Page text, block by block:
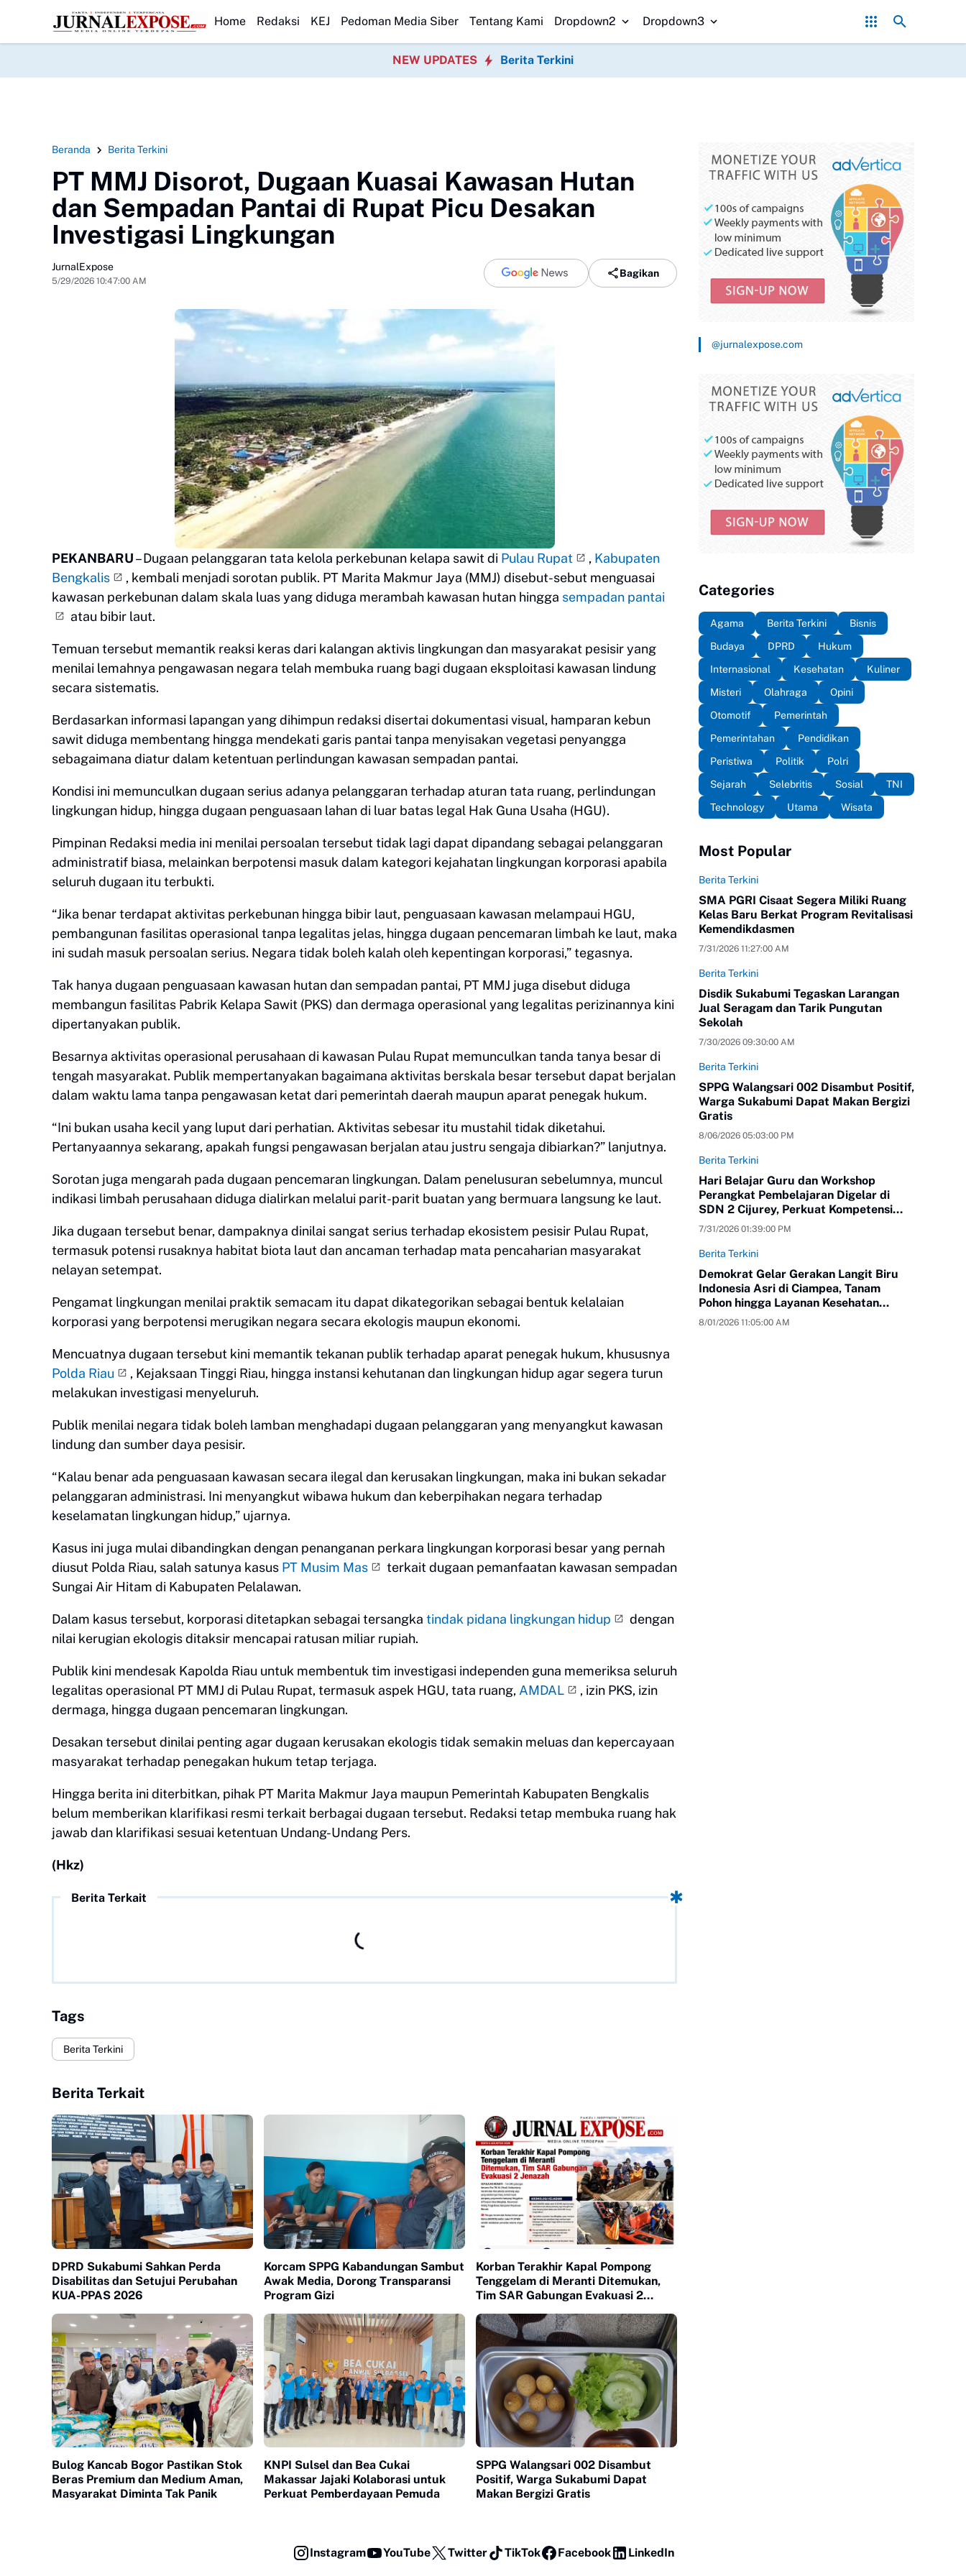
HEADLINE
Sinergi PemerintahDPRD Sukabumi Sahkan Perda Disabilitas dan Setujui Perubahan KUA-PPAS 2026Korban Terakhir Kapal Pompong Tenggelam di Meranti Ditemukan, Tim SAR Gabungan Evakuasi 2 Jenazah
Home Redaksi KEJ Pedoman Media Siber Tentang Kami Dropdown2 Dropdown3
NEW UPDATES Berita Terkini
Beranda Berita Terkini
PT MMJ Disorot, Dugaan Kuasai Kawasan Hutan
dan Sempadan Pantai di Rupat Picu Desakan
Investigasi Lingkungan
JurnalExpose
5/29/2026 10:47:00 AM
Bagikan
PEKANBARU– Dugaan pelanggaran tata kelola perkebunan kelapa sawit di Pulau Rupat , Kabupaten
Bengkalis
, kembali menjadi sorotan publik. PT Marita Makmur Jaya (MMJ) disebut-sebut menguasai
kawasan perkebunan dalam skala luas yang diduga merambah kawasan hutan hingga sempadan pantai
atau bibir laut.
Temuan tersebut memantik reaksi keras dari kalangan aktivis lingkungan dan masyarakat pesisir yang
menilai lemahnya pengawasan negara telah membuka ruang bagi dugaan eksploitasi kawasan lindung
secara sistematis.
Berdasarkan informasi lapangan yang dihimpun redaksi disertai dokumentasi visual, hamparan kebun
sawit diduga membentang hingga mendekati garis pantai tanpa menyisakan vegetasi penyangga
sebagaimana diatur dalam ketentuan perlindungan kawasan sempadan pantai.
Kondisi ini memunculkan dugaan serius adanya pelanggaran terhadap aturan tata ruang, perlindungan
lingkungan hidup, hingga dugaan penguasaan lahan di luar batas legal Hak Guna Usaha (HGU).
Pimpinan Redaksi media ini menilai persoalan tersebut tidak lagi dapat dipandang sebagai pelanggaran
administratif biasa, melainkan berpotensi masuk dalam kategori kejahatan lingkungan korporasi apabila
seluruh dugaan itu terbukti.
“Jika benar terdapat aktivitas perkebunan hingga bibir laut, penguasaan kawasan melampaui HGU,
pembangunan fasilitas operasional tanpa legalitas jelas, hingga dugaan pencemaran limbah ke laut, maka
ini sudah masuk persoalan serius. Negara tidak boleh kalah oleh kepentingan korporasi,” tegasnya.
Tak hanya dugaan penguasaan kawasan hutan dan sempadan pantai, PT MMJ juga disebut diduga
membangun fasilitas Pabrik Kelapa Sawit (PKS) dan dermaga operasional yang legalitas perizinannya kini
dipertanyakan publik.
Besarnya aktivitas operasional perusahaan di kawasan Pulau Rupat memunculkan tanda tanya besar di
tengah masyarakat. Publik mempertanyakan bagaimana aktivitas berskala besar tersebut dapat berjalan
dalam waktu lama tanpa pengawasan ketat dari pemerintah daerah maupun aparat penegak hukum.
“Ini bukan usaha kecil yang luput dari perhatian. Aktivitas sebesar itu mustahil tidak diketahui.
Pertanyaannya sekarang, apakah fungsi pengawasan berjalan atau justru sengaja dibiarkan?” lanjutnya.
Sorotan juga mengarah pada dugaan pencemaran lingkungan. Dalam penelusuran sebelumnya, muncul
indikasi limbah perusahaan diduga dialirkan melalui parit-parit buatan yang bermuara langsung ke laut.
Jika dugaan tersebut benar, dampaknya dinilai sangat serius terhadap ekosistem pesisir Pulau Rupat,
termasuk potensi rusaknya habitat biota laut dan ancaman terhadap mata pencaharian masyarakat
nelayan setempat.
Pengamat lingkungan menilai praktik semacam itu dapat dikategorikan sebagai bentuk kelalaian
korporasi yang berpotensi merugikan negara secara ekologis maupun ekonomi.
Mencuatnya dugaan tersebut kini memantik tekanan publik terhadap aparat penegak hukum, khususnya
Polda Riau
, Kejaksaan Tinggi Riau, hingga instansi kehutanan dan lingkungan hidup agar segera turun
melakukan investigasi menyeluruh.
Publik menilai negara tidak boleh lamban menghadapi dugaan pelanggaran yang menyangkut kawasan
lindung dan sumber daya pesisir.
“Kalau benar ada penguasaan kawasan secara ilegal dan kerusakan lingkungan, maka ini bukan sekadar
pelanggaran administrasi. Ini menyangkut wibawa hukum dan keberpihakan negara terhadap
keselamatan lingkungan hidup,” ujarnya.
Kasus ini juga mulai dibandingkan dengan penanganan perkara lingkungan korporasi besar yang pernah
diusut Polda Riau, salah satunya kasus PT Musim Mas
terkait dugaan pemanfaatan kawasan sempadan
Sungai Air Hitam di Kabupaten Pelalawan.
Dalam kasus tersebut, korporasi ditetapkan sebagai tersangka tindak pidana lingkungan hidup
dengan
nilai kerugian ekologis ditaksir mencapai ratusan miliar rupiah.
Publik kini mendesak Kapolda Riau untuk membentuk tim investigasi independen guna memeriksa seluruh
legalitas operasional PT MMJ di Pulau Rupat, termasuk aspek HGU, tata ruang, AMDAL
, izin PKS, izin
dermaga, hingga dugaan pencemaran lingkungan.
Desakan tersebut dinilai penting agar dugaan kerusakan ekologis tidak semakin meluas dan kepercayaan
masyarakat terhadap penegakan hukum tetap terjaga.
Hingga berita ini diterbitkan, pihak PT Marita Makmur Jaya maupun Pemerintah Kabupaten Bengkalis
belum memberikan klarifikasi resmi terkait berbagai dugaan tersebut. Redaksi tetap membuka ruang hak
jawab dan klarifikasi sesuai ketentuan Undang-Undang Pers.
(Hkz)
Berita Terkait
Tags
Berita Terkini
Berita Terkait
DPRD Sukabumi Sahkan Perda
Disabilitas dan Setujui Perubahan
KUA-PPAS 2026
Korcam SPPG Kabandungan Sambut
Awak Media, Dorong Transparansi
Program Gizi
Korban Terakhir Kapal Pompong
Tenggelam di Meranti Ditemukan,
Tim SAR Gabungan Evakuasi 2
Bulog Kancab Bogor Pastikan Stok
Beras Premium dan Medium Aman,
Masyarakat Diminta Tak Panik
KNPI Sulsel dan Bea Cukai
Makassar Jajaki Kolaborasi untuk
Perkuat Pemberdayaan Pemuda
SPPG Walangsari 002 Disambut
Positif, Warga Sukabumi Dapat
Makan Bergizi Gratis
@jurnalexpose.com
Categories
Agama Berita Terkini
Bisnis
Budaya
DPRD
Hukum
Internasional
Kesehatan
Kuliner
Misteri
Olahraga
Opini
Otomotif
Pemerintah
Pemerintahan
Pendidikan
Peristiwa
Politik
Polri
Sejarah
Selebritis Sosial
TNI
Technology
Utama Wisata
Most Popular
Berita Terkini
SMA PGRI Cisaat Segera Miliki Ruang
Kelas Baru Berkat Program Revitalisasi
Kemendikdasmen
7/31/2026 11:27:00 AM
Berita Terkini
Disdik Sukabumi Tegaskan Larangan
Jual Seragam dan Tarik Pungutan
Sekolah
7/30/2026 09:30:00 AM
Berita Terkini
SPPG Walangsari 002 Disambut Positif,
Warga Sukabumi Dapat Makan Bergizi
Gratis
8/06/2026 05:03:00 PM
Berita Terkini
Hari Belajar Guru dan Workshop
Perangkat Pembelajaran Digelar di
SDN 2 Cijurey, Perkuat Kompetensi
Pendidik
7/31/2026 01:39:00 PM
Berita Terkini
Demokrat Gelar Gerakan Langit Biru
Indonesia Asri di Ciampea, Tanam
Pohon hingga Layanan Kesehatan
Gratis
8/01/2026 11:05:00 AM
Instagram YouTube Twitter TikTok Facebook LinkedIn